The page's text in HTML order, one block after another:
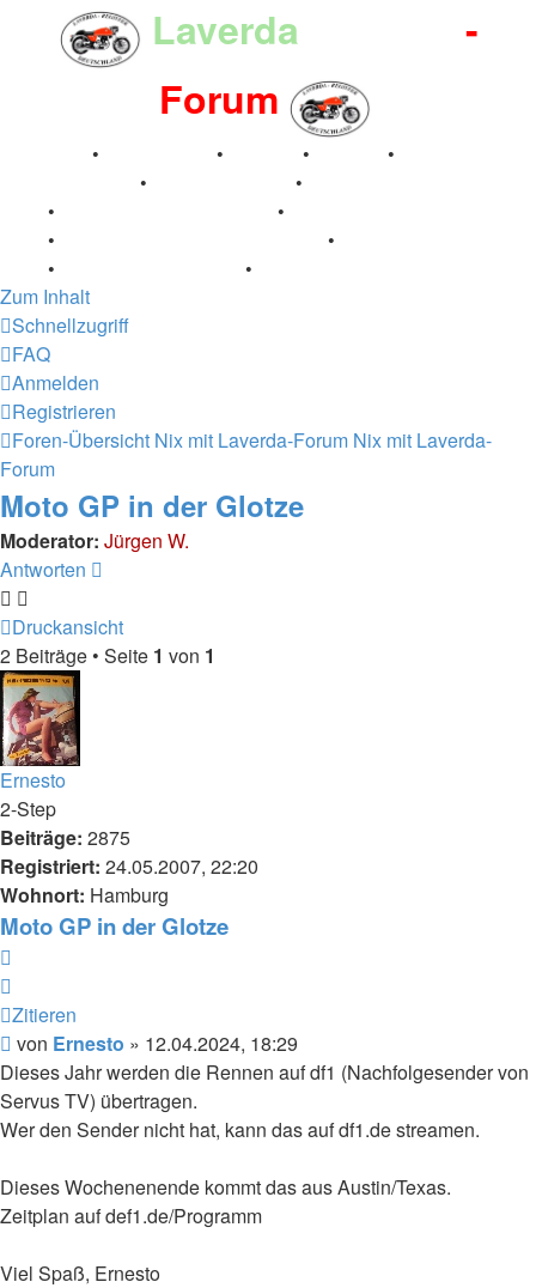
Laverda
-
Forum
• • •
•
• •
• •
• •
•
•
Zum Inhalt
Schnellzugriff
FAQ
Anmelden
Registrieren
Foren-Übersicht Nix mit Laverda-Forum Nix mit Laverda-
Forum
Moto GP in der Glotze
Moderator: Jürgen W.
Antworten
Druckansicht
2 Beiträge • Seite 1 von 1
Ernesto
2-Step
Beiträge: 2875
Registriert: 24.05.2007, 22:20
Wohnort: Hamburg
Moto GP in der Glotze
Zitieren
Beitrag
von Ernesto » 12.04.2024, 18:29
Dieses Jahr werden die Rennen auf df1 (Nachfolgesender von
Servus TV) übertragen.
Wer den Sender nicht hat, kann das auf df1.de streamen.
Dieses Wochenenende kommt das aus Austin/Texas.
Zeitplan auf def1.de/Programm
Viel Spaß, Ernesto